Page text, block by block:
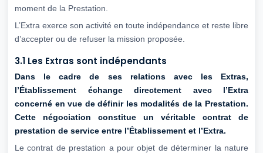
moment de la Prestation.
L’Extra exerce son activité en toute indépendance et reste libre
d’accepter ou de refuser la mission proposée.
3.1 Les Extras sont indépendants
Dans le cadre de ses relations avec les Extras,
l’Établissement échange directement
avec l’Extra
concerné en vue de définir les modalités de la Prestation.
Cette
négociation constitue un véritable contrat de
prestation de service entre l’Établissement et l’Extra.
Le contrat de prestation a pour objet de déterminer la nature